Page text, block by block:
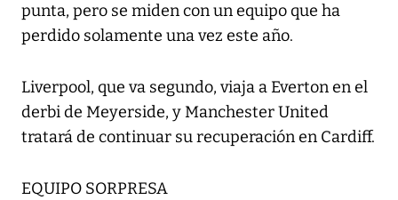
punta, pero se miden con un equipo que ha
perdido solamente una vez este año.
Liverpool, que va segundo, viaja a Everton en el
derbi de Meyerside, y Manchester United
tratará de continuar su recuperación en Cardiff.
EQUIPO SORPRESA